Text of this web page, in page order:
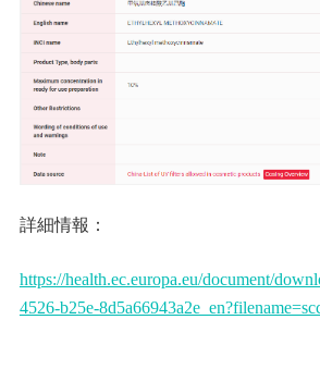
詳細情報：
https://health.ec.europa.eu/document/
4526-b25e-